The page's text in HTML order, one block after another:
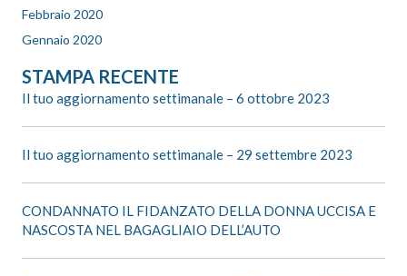
Febbraio 2020
Gennaio 2020
STAMPA RECENTE
Il tuo aggiornamento settimanale – 6 ottobre 2023
Il tuo aggiornamento settimanale – 29 settembre 2023
CONDANNATO IL FIDANZATO DELLA DONNA UCCISA E
NASCOSTA NEL BAGAGLIAIO DELL’AUTO